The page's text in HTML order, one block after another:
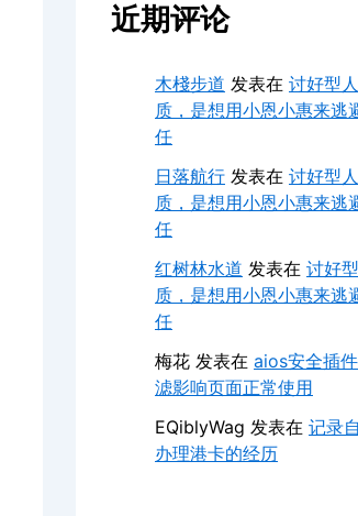
近期评论
木棧步道 发表在 讨好型
质，是想用小恩小惠来逃
任
日落航行 发表在 讨好型
质，是想用小恩小惠来逃
任
红树林水道 发表在 讨好
质，是想用小恩小惠来逃
任
梅花 发表在 aios安全插
滤影响页面正常使用
EQiblyWag 发表在 记录
办理港卡的经历